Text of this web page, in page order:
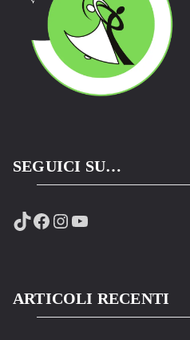
SEGUICI SU…
TikTok
Facebook
Instagram
YouTube
ARTICOLI RECENTI